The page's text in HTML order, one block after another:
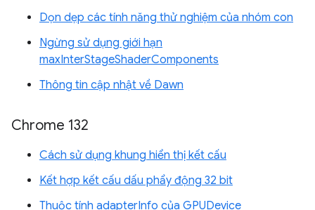
Dọn dẹp các tính năng thử nghiệm của nhóm con
Ngừng sử dụng giới hạn
maxInterStageShaderComponents
Thông tin cập nhật về Dawn
Chrome 132
Cách sử dụng khung hiển thị kết cấu
Kết hợp kết cấu dấu phẩy động 32 bit
Thuộc tính adapterInfo của GPUDevice